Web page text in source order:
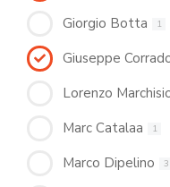
Giorgio Botta 1
Giuseppe
Lorenzo
Marc Catalaa 1
Marco Dipelino 3